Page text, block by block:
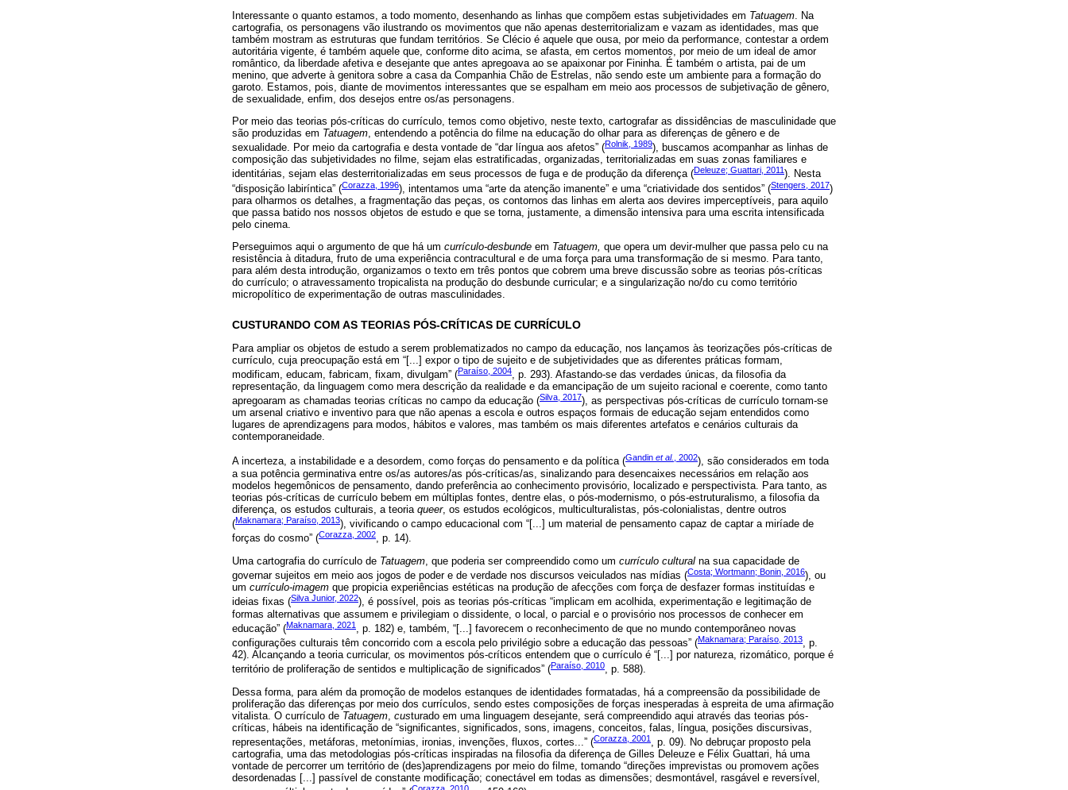
Interessante o quanto estamos, a todo momento, desenhando as linhas que compõem estas subjetividades em Tatuagem . Na
cartografia, os personagens vão ilustrando os movimentos que não apenas desterritorializam e vazam as identidades, mas que
também mostram as estruturas que fundam territórios. Se Clécio é aquele que ousa, por meio da performance, contestar a ordem
autoritária vigente, é também aquele que, conforme dito acima, se afasta, em certos momentos, por meio de um ideal de amor
romântico, da liberdade afetiva e desejante que antes apregoava ao se apaixonar por Fininha. É também o artista, pai de um
menino, que adverte à genitora sobre a casa da Companhia Chão de Estrelas, não sendo este um ambiente para a formação do
garoto. Estamos, pois, diante de movimentos interessantes que se espalham em meio aos processos de subjetivação de gênero,
de sexualidade, enfim, dos desejos entre os/as personagens.
Por meio das teorias pós-críticas do currículo, temos como objetivo, neste texto, cartografar as dissidências de masculinidade que
são produzidas em Tatuagem , entendendo a potência do filme na educação do olhar para as diferenças de gênero e de
sexualidade. Por meio da cartografia e desta vontade de “dar língua aos afetos” (Rolnik, 1989), buscamos acompanhar as linhas de
composição das subjetividades no filme, sejam elas estratificadas, organizadas, territorializadas em suas zonas familiares e
identitárias, sejam elas desterritorializadas em seus processos de fuga e de produção da diferença (Deleuze; Guattari, 2011 ). Nesta
“disposição labiríntica” (Corazza, 1996), intentamos uma “arte da atenção imanente” e uma “criatividade dos sentidos” (Stengers, 2017)
para olharmos os detalhes, a fragmentação das peças, os contornos das linhas em alerta aos devires imperceptíveis, para aquilo
que passa batido nos nossos objetos de estudo e que se torna, justamente, a dimensão intensiva para uma escrita intensificada
pelo cinema.
Perseguimos aqui o argumento de que há um currículo-desbunde em Tatuagem, que opera um devir-mulher que passa pelo cu na
resistência à ditadura, fruto de uma experiência contracultural e de uma força para uma transformação de si mesmo. Para tanto,
para além desta introdução, organizamos o texto em três pontos que cobrem uma breve discussão sobre as teorias pós-críticas
do currículo; o atravessamento tropicalista na produção do desbunde curricular; e a singularização no/do cu como território
micropolítico de experimentação de outras masculinidades.
CUSTURANDO COM AS TEORIAS PÓS-CRÍTICAS DE CURRÍCULO
Para ampliar os objetos de estudo a serem problematizados no campo da educação, nos lançamos às teorizações pós-críticas de
currículo, cuja preocupação está em “[...] expor o tipo de sujeito e de subjetividades que as diferentes práticas formam,
modificam, educam, fabricam, fixam, divulgam” (Paraíso, 2004
, p. 293). Afastando-se das verdades únicas, da filosofia da
representação, da linguagem como mera descrição da realidade e da emancipação de um sujeito racional e coerente, como tanto
apregoaram as chamadas teorias críticas no campo da educação (Silva, 2017), as perspectivas pós-críticas de currículo tornam-se
um arsenal criativo e inventivo para que não apenas a escola e outros espaços formais de educação sejam entendidos como
lugares de aprendizagens para modos, hábitos e valores, mas também os mais diferentes artefatos e cenários culturais da
contemporaneidade.
A incerteza, a instabilidade e a desordem, como forças do pensamento e da política (Gandin et al., 2002), são considerados em toda
a sua potência germinativa entre os/as autores/as pós-críticas/as, sinalizando para desencaixes necessários em relação aos
modelos hegemônicos de pensamento, dando preferência ao conhecimento provisório, localizado e perspectivista. Para tanto, as
teorias pós-críticas de currículo bebem em múltiplas fontes, dentre elas, o pós-modernismo, o pós-estruturalismo, a filosofia da
diferença, os estudos culturais, a teoria queer, os estudos ecológicos, multiculturalistas, pós-colonialistas, dentre outros
(Maknamara; Paraíso, 2013), vivificando o campo educacional com “[...] um material de pensamento capaz de captar a miríade de
forças do cosmo” (Corazza, 2002, p. 14).
Uma cartografia do currículo de Tatuagem , que poderia ser compreendido como um currículo cultural na sua capacidade de
governar sujeitos em meio aos jogos de poder e de verdade nos discursos veiculados nas mídias (Costa; Wortmann; Bonin, 2016), ou
um currículo-imagem que propicia experiências estéticas na produção de afecções com força de desfazer formas instituídas e
ideias fixas (Silva Junior, 2022), é possível, pois as teorias pós-críticas “implicam em acolhida, experimentação e legitimação de
formas alternativas que assumem e privilegiam o dissidente, o local, o parcial e o provisório nos processos de conhecer em
educação” (Maknamara, 2021 , p. 182) e, também, “[...] favorecem o reconhecimento de que no mundo contemporâneo novas
configurações culturais têm concorrido com a escola pelo privilégio sobre a educação das pessoas” (Maknamara; Paraíso, 2013, p.
42). Alcançando a teoria curricular, os movimentos pós-críticos entendem que o currículo é “[...] por natureza, rizomático, porque é
território de proliferação de sentidos e multiplicação de significados” (Paraíso, 2010, p. 588).
Dessa forma, para além da promoção de modelos estanques de identidades formatadas, há a compreensão da possibilidade de
proliferação das diferenças por meio dos currículos, sendo estes composições de forças inesperadas à espreita de uma afirmação
vitalista. O currículo de Tatuagem custurado em uma linguagem desejante, será compreendido aqui através das teorias pós-
críticas, hábeis na identificação de “significantes, significados, sons, imagens, conceitos, falas, língua, posições discursivas,
representações, metáforas, metonímias, ironias, invenções, fluxos, cortes...” (Corazza, 2001 , p. 09). No debruçar proposto pela
cartografia, uma das metodologias pós-críticas inspiradas na filosofia da diferença de Gilles Deleuze e Félix Guattari, há uma
vontade de percorrer um território de (des)aprendizagens por meio do filme, tomando “direções imprevistas ou promovem ações
desordenadas [...] passível de constante modificação; conectável em todas as dimensões; desmontável, rasgável e reversível,